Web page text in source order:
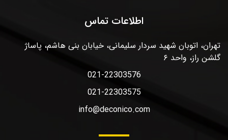
اطلاعات تماس
تهران، اتوبان شهید سردار سلیمانی، خیابان بنی هاشم، پاساژ
گلشن راز، واحد ۶
021-22303576
021-22303575
info@deconico.com